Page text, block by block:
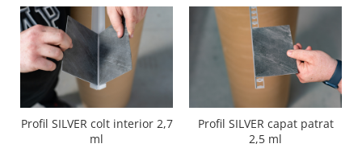
Profil SILVER colt interior 2,7
ml
Profil SILVER capat patrat
2,5 ml